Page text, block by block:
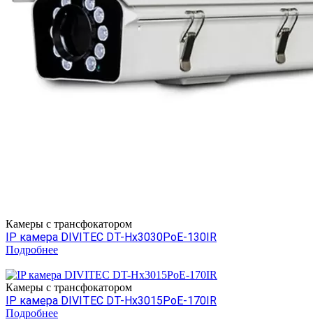
Камеры c трансфокатором
IP камера DIVITEC DT-Hх3030PoE-130IR
Подробнее
Камеры c трансфокатором
IP камера DIVITEC DT-Hх3015PoE-170IR
Подробнее